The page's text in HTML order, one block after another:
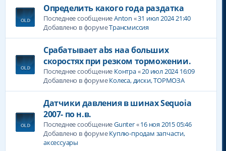
Определить какого года раздатка
Последнее сообщениеAnton «31 июл 2024 21:40
Добавлено в форумеТрансмиссия
Срабатывает abs наа больших
скоростях при резком торможении.
Последнее сообщение Контра«20 июл 2024 16:09
Добавлено в форумеКолеса, диски, ТОРМОЗА
Датчики давления в шинах Sequoia
2007- по н.в.
Последнее сообщениеGunter«16 ноя 2015 05:46
Добавлено в форумеКуплю-продам запчасти,
аксессуары